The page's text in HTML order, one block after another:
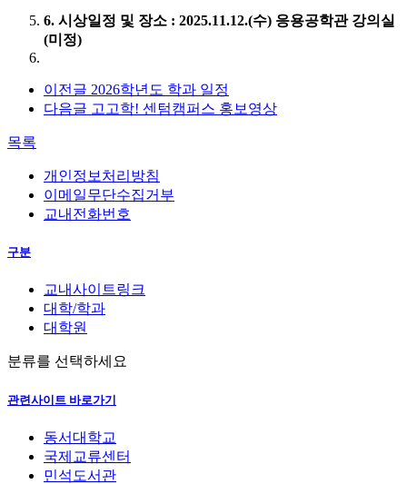
6. 시상일정 및 장소 : 2025.11.12.(수) 응용공학관 강의실
(미정)
이전글 2026학년도 학과 일정
다음글 고고학! 센텀캠퍼스 홍보영상
목록
개인정보처리방침
이메일무단수집거부
교내전화번호
구분
교내사이트링크
대학/학과
대학원
분류를 선택하세요
관련사이트 바로가기
동서대학교
국제교류센터
민석도서관